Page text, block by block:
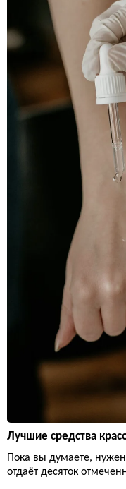
Лучшие средства
Пока вы думаете,
отдаёт десяток